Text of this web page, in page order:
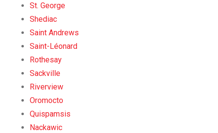
St. George
Shediac
Saint Andrews
Saint-Léonard
Rothesay
Sackville
Riverview
Oromocto
Quispamsis
Nackawic